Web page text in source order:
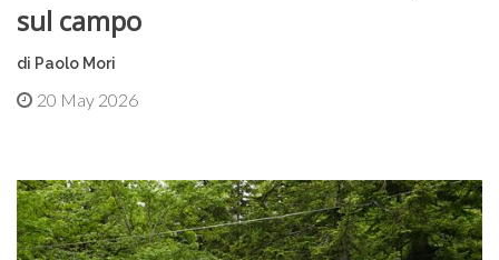
sul campo
di Paolo Mori
20 May 2026